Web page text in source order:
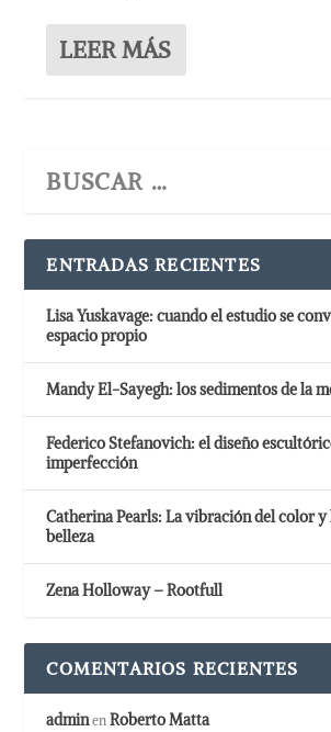
LEER MÁS
ENTRADAS RECIENTES
Lisa Yuskavage: cuando el estudio se
espacio propio
Mandy El-Sayegh: los sedimentos de la
Federico Stefanovich: el diseño
imperfección
Catherina Pearls: La vibración del color y
belleza
Zena Holloway – Rootfull
COMENTARIOS RECIENTES
adminenRoberto Matta